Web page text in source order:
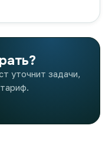
уточнит задачи,